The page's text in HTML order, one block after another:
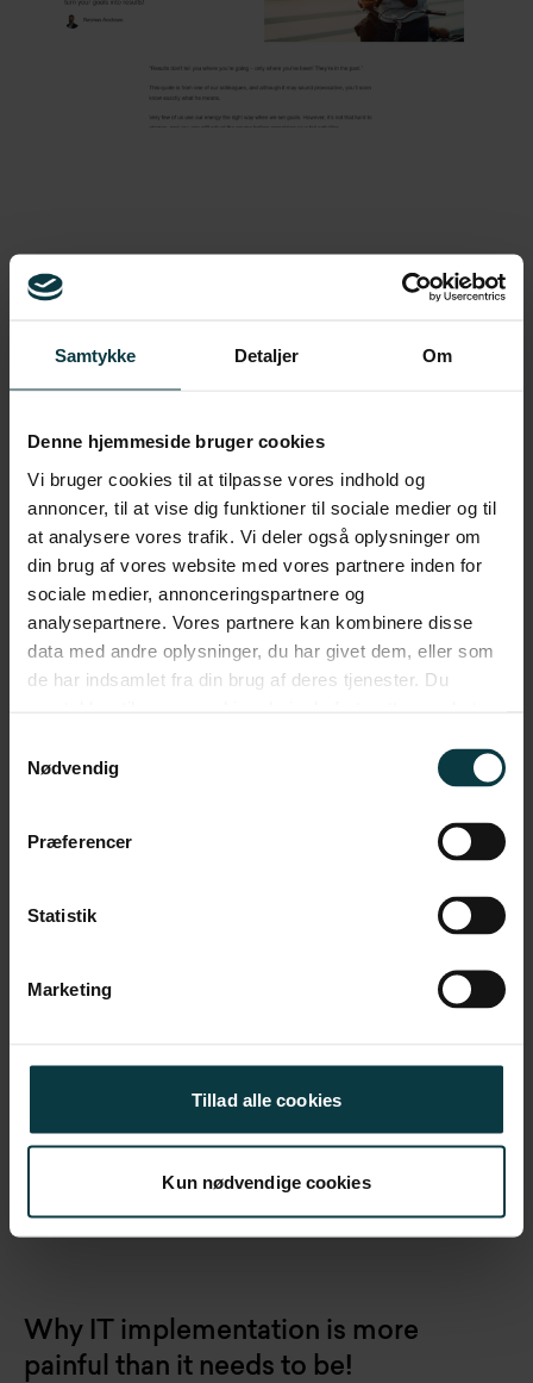
Samtykke Detaljer Om
Denne hjemmeside bruger cookies
Vi bruger cookies til at tilpasse vores indhold og
annoncer, til at vise dig funktioner til sociale medier og til
at analysere vores trafik. Vi deler også oplysninger om
din brug af vores website med vores partnere inden for
sociale medier, annonceringspartnere og
analysepartnere. Vores partnere kan kombinere disse
data med andre oplysninger, du har givet dem, eller som
de har indsamlet fra din brug af deres tjenester. Du
Nødvendig
Præferencer
Statistik
Marketing
Tillad alle cookies
Kun nødvendige cookies
Why IT implementation is more
painful than it needs to be!